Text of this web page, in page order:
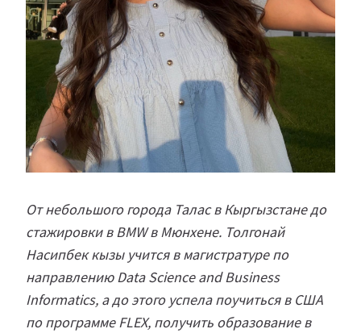
От небольшого города Талас в Кыргызстане до
стажировки в BMW в Мюнхене. Толгонай
Насипбек кызы учится в магистратуре по
направлению Data Science and Business
Informatics, а до этого успела поучиться в США
по программе FLEX, получить образование в